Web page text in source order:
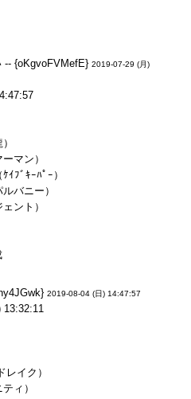
-- {oKgvoFVMefE} 2019-07-29 (月)
マン）
ﾌﾞｷｰﾊﾟｰ）
バニー）
ント）
2019-08-04 (日) 14:47:57
13:32:11
イク）
ィ）